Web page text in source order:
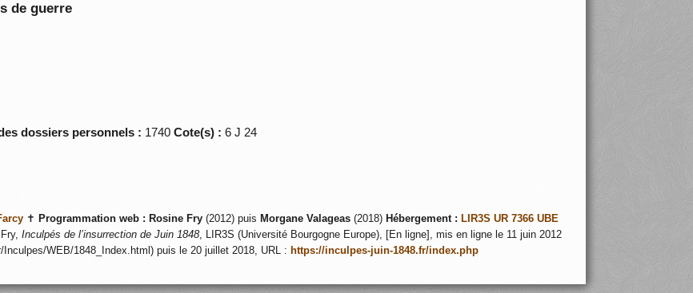
de guerre
dossiers personnels : 1740Cote(s) : 6 J 24
✝ Programmation web : Rosine Fry(2012) puis Morgane Valageas(2018) Hébergement : LIR3S UR 7366 UBE
Inculpés de l’insurrection de Juin 1848, LIR3S (Université Bourgogne Europe), [En ligne], mis en ligne le 11 juin 2012
WEB/1848_Index.html) puis le 20 juillet 2018, URL : https://inculpes-juin-1848.fr/index.php